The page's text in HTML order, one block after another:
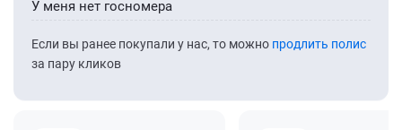
Если вы ранее покупали у нас, то можно продлить полис
за пару кликов
У меня нет госномера